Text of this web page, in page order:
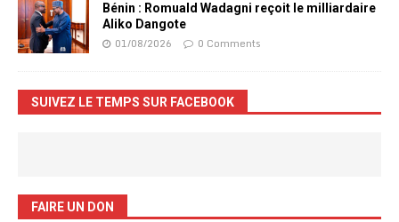
Bénin : Romuald Wadagni reçoit le milliardaire
Aliko Dangote
01/08/2026 0 Comments
SUIVEZ LE TEMPS SUR FACEBOOK
FAIRE UN DON